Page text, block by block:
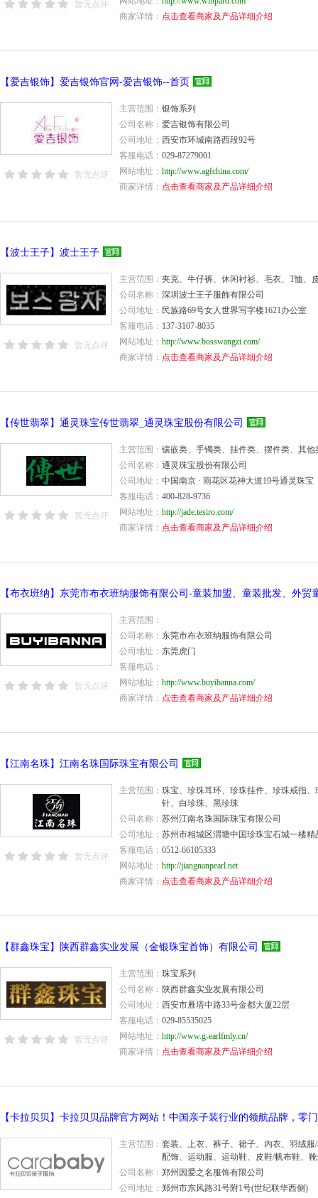
暂无点评
商家详情： 点击查看商家及产品详细介绍
【爱吉银饰】爱吉银饰官网-爱吉银饰--首页
暂无点评
主营范围：银饰系列
公司名称：爱吉银饰有限公司
公司地址：西安市环城南路西段92号
客服电话：029-87279001
网站地址：http://www.agfchina.com/
商家详情： 点击查看商家及产品详细介绍
【波士王子】波士王子
暂无点评
主营范围：夹克、牛仔裤、休闲衬衫、毛衣、T恤、
公司名称：深圳波士王子服飾有限公司
公司地址： 民族路69号女人世界写字楼1621办公室
客服电话： 137-3107-8035
网站地址：http://www.bosswangzi.com/
商家详情： 点击查看商家及产品详细介绍
【传世翡翠】通灵珠宝传世翡翠_通灵珠宝股份有限公司
暂无点评
主营范围：镶嵌类、手镯类、挂件类、摆件类、其他
公司名称：通灵珠宝股份有限公司
公司地址：中国南京 · 雨花区花神大道19号通灵珠宝
客服电话：400-828-9736
网站地址：http://jade.tesiro.com/
商家详情： 点击查看商家及产品详细介绍
暂无点评
主营范围：
公司名称： 东莞市布衣班纳服饰有限公司
公司地址： 东莞虎门
客服电话：
网站地址：http://www.buyibanna.com/
商家详情： 点击查看商家及产品详细介绍
【江南名珠】江南名珠国际珠宝有限公司
暂无点评
主营范围：珠宝、珍珠耳环、珍珠挂件、珍珠戒指
针、白珍珠、黑珍珠
公司名称：苏州江南名珠国际珠宝有限公司
公司地址：苏州市相城区渭塘中国珍珠宝石城一楼精
客服电话：0512-66105333
网站地址：http://jiangnanpearl.net
商家详情： 点击查看商家及产品详细介绍
【群鑫珠宝】陕西群鑫实业发展（金银珠宝首饰）有限公司
暂无点评
主营范围：珠宝系列
公司名称： 陕西群鑫实业发展有限公司
公司地址：西安市雁塔中路33号金都大厦22层
客服电话：029-85535025
网站地址：http://www.g-earlfmly.cn/
商家详情： 点击查看商家及产品详细介绍
主营范围：套装、上衣、裤子、裙子、内衣、羽绒
配饰、运动服、运动鞋、皮鞋/帆布鞋、
公司名称：郑州因爱之名服饰有限公司
公司地址：郑州市东风路31号附1号(世纪联华西侧)